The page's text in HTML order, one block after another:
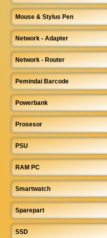
Mouse & Stylus Pen
Network - Adapter
Network - Router
Pemindai Barcode
Powerbank
Prosesor
PSU
RAM PC
Smartwatch
Sparepart
SSD